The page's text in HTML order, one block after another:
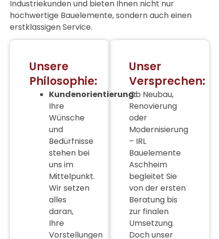
Industriekunden und bieten Ihnen nicht nur
hochwertige Bauelemente, sondern auch einen
erstklassigen Service.
Unsere
Philosophie:
Kundenorientierung:
Ihre
Wünsche
und
Bedürfnisse
stehen bei
uns im
Mittelpunkt.
Wir setzen
alles
daran,
Ihre
Vorstellungen
Unser
Versprechen:
Ob Neubau,
Renovierung
oder
Modernisierung
– IRL
Bauelemente
Aschheim
begleitet Sie
von der ersten
Beratung bis
zur finalen
Umsetzung.
Doch unser